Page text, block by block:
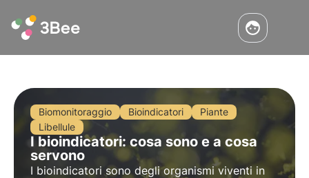
Biomonitoraggio Bioindicatori
Piante
Libellule
I bioindicatori: cosa sono e a cosa
servono
I bioindicatori sono degli organismi viventi in